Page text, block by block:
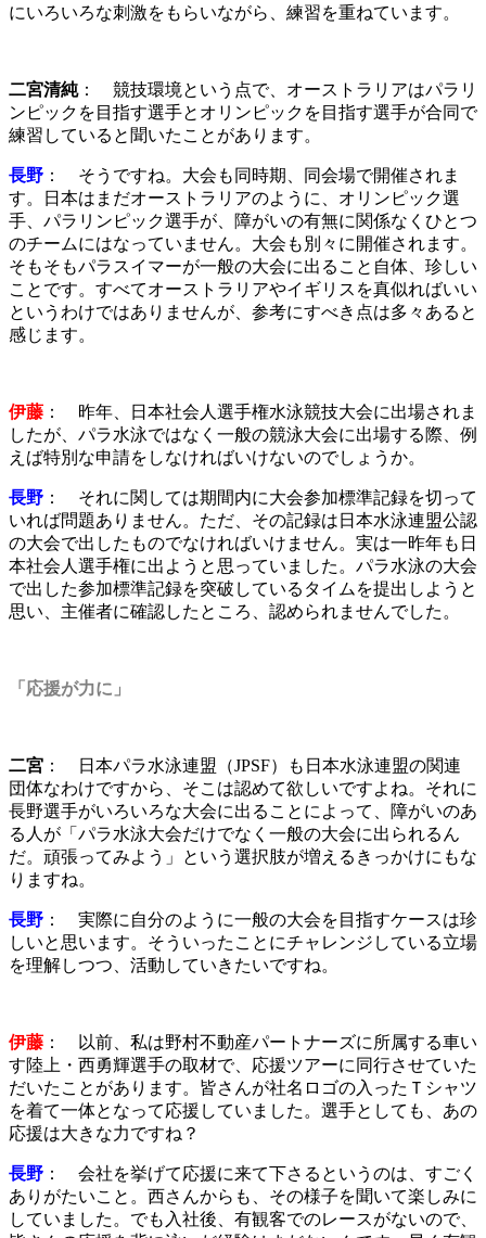
にいろいろな刺激をもらいながら、練習を重ねています。
二宮清純： 競技環境という点で、オーストラリアはパラリ
ンピックを目指す選手とオリンピックを目指す選手が合同で
練習していると聞いたことがあります。
長野 ： そうですね。大会も同時期、同会場で開催されま
す。日本はまだオーストラリアのように、オリンピック選
手、パラリンピック選手が、障がいの有無に関係なくひとつ
のチームにはなっていません。大会も別々に開催されます。
そもそもパラスイマーが一般の大会に出ること自体、珍しい
ことです。すべてオーストラリアやイギリスを真似ればいい
というわけではありませんが、参考にすべき点は多々あると
感じます。
伊藤 ： 昨年、日本社会人選手権水泳競技大会に出場されま
したが、パラ水泳ではなく一般の競泳大会に出場する際、例
えば特別な申請をしなければいけないのでしょうか。
長野 ： それに関しては期間内に大会参加標準記録を切って
いれば問題ありません。ただ、その記録は日本水泳連盟公認
の大会で出したものでなければいけません。実は一昨年も日
本社会人選手権に出ようと思っていました。パラ水泳の大会
で出した参加標準記録を突破しているタイムを提出しようと
思い、主催者に確認したところ、認められませんでした。
「応援が力に」
二宮 ： 日本パラ水泳連盟（JPSF）も日本水泳連盟の関連
団体なわけですから、そこは認めて欲しいですよね。それに
長野選手がいろいろな大会に出ることによって、障がいのあ
る人が「パラ水泳大会だけでなく一般の大会に出られるん
だ。頑張ってみよう」という選択肢が増えるきっかけにもな
りますね。
長野 ： 実際に自分のように一般の大会を目指すケースは珍
しいと思います。そういったことにチャレンジしている立場
を理解しつつ、活動していきたいですね。
伊藤 ： 以前、私は野村不動産パートナーズに所属する車い
す陸上・西勇輝選手の取材で、応援ツアーに同行させていた
だいたことがあります。皆さんが社名ロゴの入ったＴシャツ
を着て一体となって応援していました。選手としても、あの
応援は大きな力ですね？
長野 ： 会社を挙げて応援に来て下さるというのは、すごく
ありがたいこと。西さんからも、その様子を聞いて楽しみに
していました。でも入社後、有観客でのレースがないので、